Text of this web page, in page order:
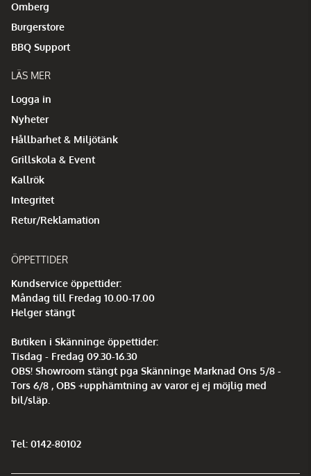
Omberg
Burgerstore
BBQ Support
LÄS MER
Logga in
Nyheter
Hållbarhet & Miljötänk
Grillskola & Event
Kallrök
Integritet
Retur/Reklamation
ÖPPETTIDER
Kundservice öppettider:
Måndag till Fredag 10.00-17.00
Helger stängt
Butiken i Skänninge öppettider:
Tisdag - Fredag 09.30-16.30
OBS! Showroom stängt pga Skänninge Marknad Ons 5/8 -
Tors 6/8 , OBS +upphämtning av varor ej ej möjlig med
bil/släp.
Tel: 0142-80102